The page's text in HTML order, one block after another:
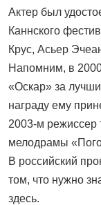
Актер был
Каннского
Крус, Асьер
Напомним, в
«Оскар» за
награду ему
2003-м режиссер
мелодрамы
В российский
том, что нужно
здесь.